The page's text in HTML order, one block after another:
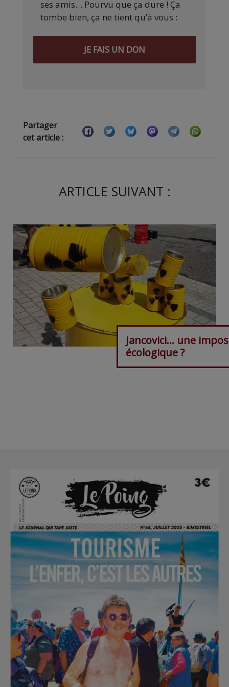
ses amis… Pourvu que ça dure ! Ça
tombe bien, ça ne tient qu’à vous :
JE FAIS UN DON
Partager
cet article :
ARTICLE SUIVANT :
Jancovici… une
écologique ?